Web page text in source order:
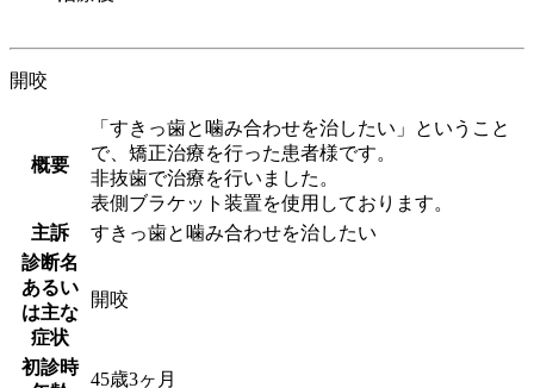
開咬
概要
「すきっ歯と噛み合わせを治したい」ということ
で、矯正治療を行った患者様です。
非抜歯で治療を行いました。
表側ブラケット装置を使用しております。
主訴
すきっ歯と噛み合わせを治したい
診断名
あるい
は主な
症状
開咬
初診時
45歳3ヶ月